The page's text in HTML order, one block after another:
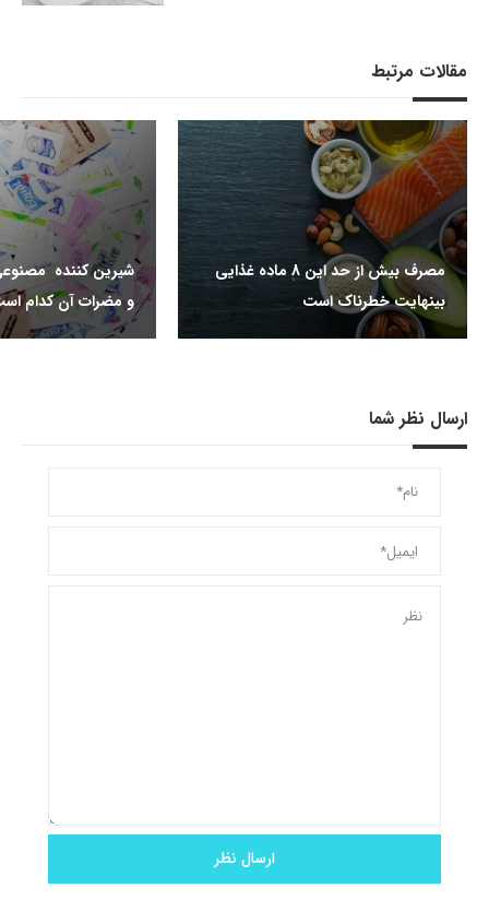
مقالات مرتبط
مصرف بیش از حد این 8 ماده غذایی
بینهایت خطرناک است
شیرین کننده
و مضرات آن کدام
ارسال نظر شما